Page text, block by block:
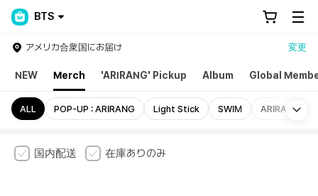
BTS
アメリカ合衆国にお届け 変更
NEW Merch 'ARIRANG' Pickup Album Global
ALL POP-UP : ARIRANG Light Stick SWIM ARIRANG
国内配送 在庫ありのみ